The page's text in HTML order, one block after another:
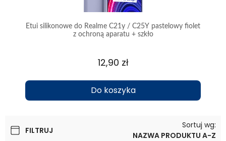
Etui silikonowe do Realme C21y / C25Y pastelowy fiolet
z ochroną aparatu + szkło
12,90 zł
Do koszyka
FILTRUJ
Sortuj wg:
NAZWA PRODUKTU A-Z